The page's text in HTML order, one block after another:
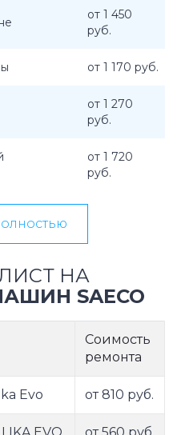
от 1 450
руб.
от 1 170 руб.
от 1 270
руб.
от 1 720
руб.
НА
SAECO
Соимость
ремонта
Evo от 810 руб.